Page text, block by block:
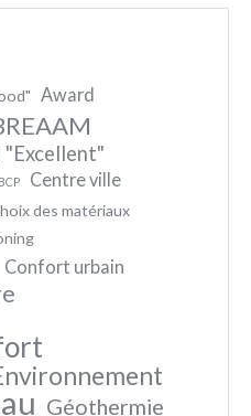
Award
"Excellent"
Centre ville
des matériaux
Confort urbain
Géothermie